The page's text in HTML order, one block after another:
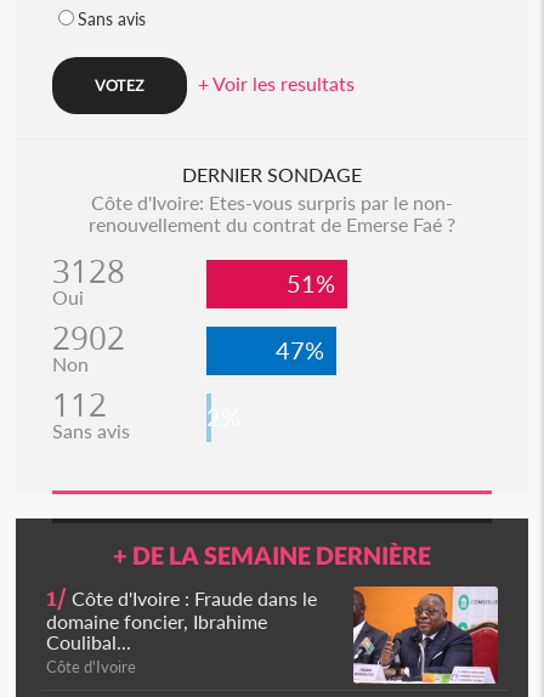
Sans avis
+ Voir les resultats
DERNIER SONDAGE
Côte d'Ivoire: Etes-vous surpris par le non-
renouvellement du contrat de Emerse Faé ?
3128
Oui 51%
2902
Non 47%
112
Sans avis 2%
+ DE LA SEMAINE DERNIÈRE
1/ Côte d'Ivoire : Fraude dans le
domaine foncier, Ibrahime
Coulibal...
Côte d'Ivoire